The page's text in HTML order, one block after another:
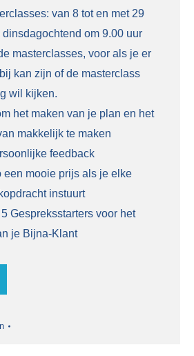
van 8 tot en met 29
om 9.00 uur
masterclasses, voor als je er
kan zijn of de masterclass
wil kijken.
het maken van je plan en het
makkelijk te maken
feedback
een mooie prijs als je elke
instuurt
Gespreksstarters voor het
je Bijna-Klant